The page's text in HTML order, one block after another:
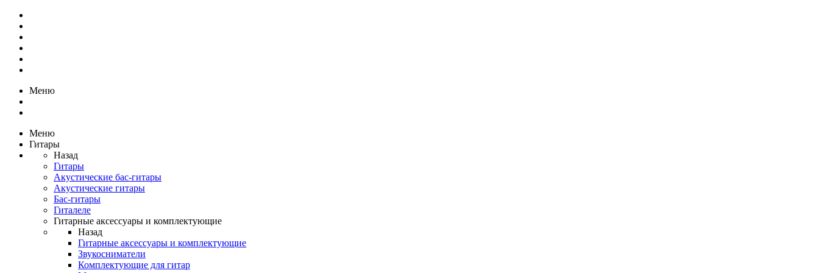
Меню
Меню
Гитары
Назад
Гитары
Акустические бас-гитары
Акустические гитары
Бас-гитары
Гиталеле
Гитарные аксессуары и комплектующие
Назад
Гитарные аксессуары и комплектующие
Звукосниматели
Комплектующие для гитар